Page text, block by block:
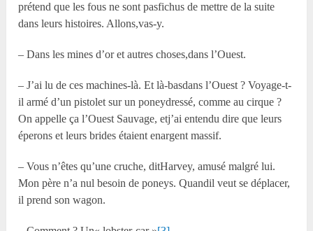
prétend que les fous ne sont pasfichus de mettre de la suite
dans leurs histoires. Allons,vas-y.
– Dans les mines d’or et autres choses,dans l’Ouest.
– J’ai lu de ces machines-là. Et là-basdans l’Ouest ? Voyage-t-
il armé d’un pistolet sur un poneydressé, comme au cirque ?
On appelle ça l’Ouest Sauvage, etj’ai entendu dire que leurs
éperons et leurs brides étaient enargent massif.
– Vous n’êtes qu’une cruche, ditHarvey, amusé malgré lui.
Mon père n’a nul besoin de poneys. Quandil veut se déplacer,
il prend son wagon.